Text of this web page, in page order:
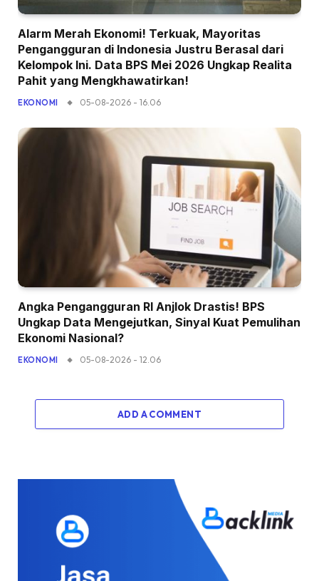
Alarm Merah Ekonomi! Terkuak, Mayoritas
Pengangguran di Indonesia Justru Berasal dari
Kelompok Ini. Data BPS Mei 2026 Ungkap Realita
Pahit yang Mengkhawatirkan!
EKONOMI 05-08-2026 - 16.06
Angka Pengangguran RI Anjlok Drastis! BPS
Ungkap Data Mengejutkan, Sinyal Kuat Pemulihan
Ekonomi Nasional?
EKONOMI 05-08-2026 - 12.06
ADD A COMMENT